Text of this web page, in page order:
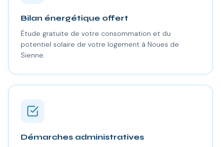
Bilan énergétique offert
Étude gratuite de votre consommation et du
potentiel solaire de votre logement à Noues de
Sienne.
Démarches administratives